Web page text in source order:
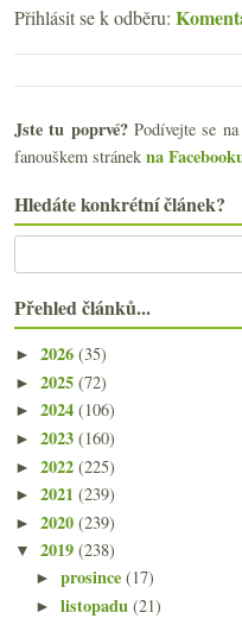
Přihlásit se k odběru:
Jste tu poprvé?Podívejte se
fanouškem stránek na
Hledáte konkrétní článek?
Přehled článků...
► 2026 (35)
► 2025 (72)
► 2024 (106)
► 2023 (160)
► 2022 (225)
► 2021 (239)
► 2020 (239)
▼ 2019 (238)
►prosince(17)
►listopadu(21)